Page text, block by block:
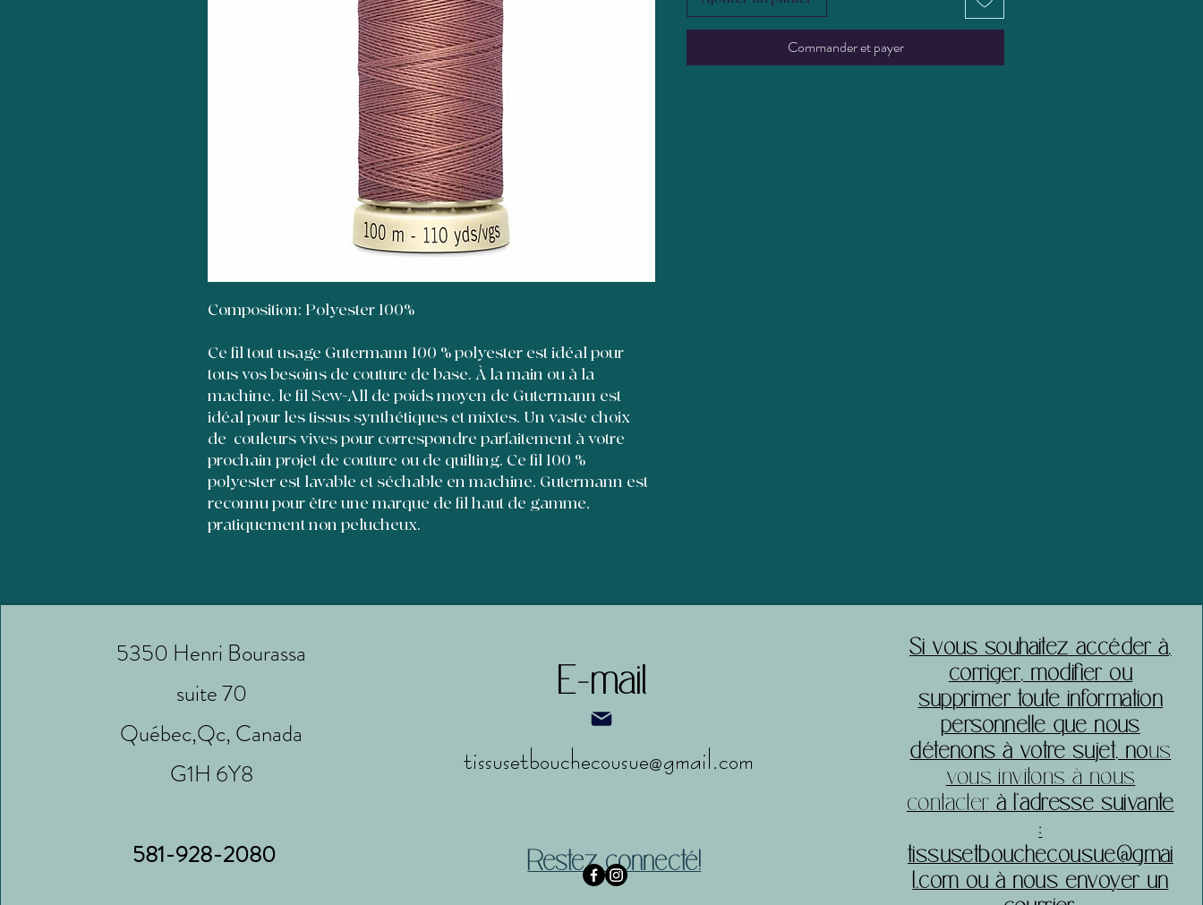
Composition: Polyester 100%
Ce fil tout usage Gutermann 100 % polyester est idéal pour
tous vos besoins de couture de base. À la main ou à la
machine, le fil Sew-All de poids moyen de Gutermann est
idéal pour les tissus synthétiques et mixtes. Un vaste choix
de couleurs vives pour correspondre parfaitement à votre
prochain projet de couture ou de quilting. Ce fil 100 %
polyester est lavable et séchable en machine. Gutermann est
reconnu pour être une marque de fil haut de gamme,
pratiquement non pelucheux.
Commander et payer
5350 Henri Bourassa
suite 70
Québec,Qc, Canada
G1H 6Y8
581-928-2080
E-mail
tissusetbouchecousue@gmail.com
Restez connecté!
​Si vous souhaitez accéder à,
corriger, modifier ou
supprimer toute information
personnelle que nous
détenons à votre sujet, nous
vous invitons à nous
contacter à l’adresse suivante
:
tissusetbouchecousue@gmai
l.com ou à nous envoyer un